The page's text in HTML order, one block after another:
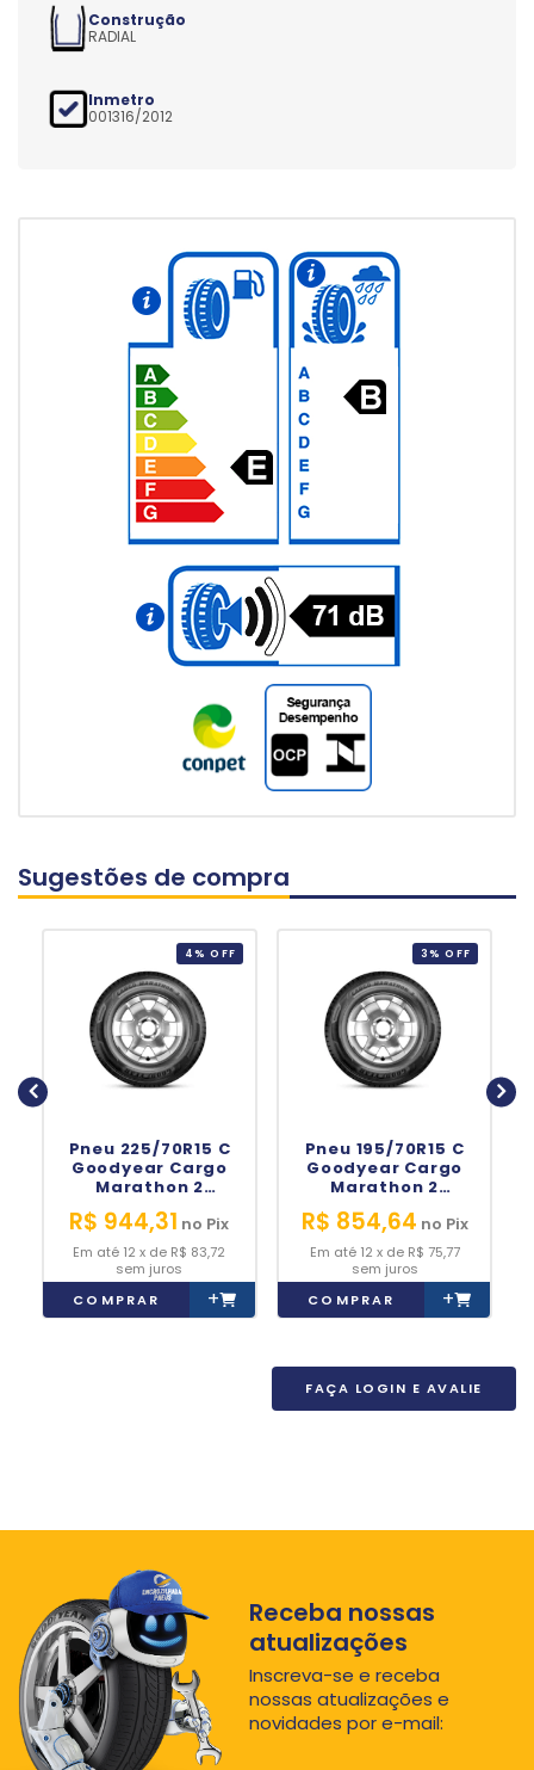
Construção
RADIAL
Inmetro
001316/2012
Sugestões de compra
4% OFF
Pneu 225/70R15 C
Goodyear Cargo
Marathon 2
112/110R
R$ 944,31 no Pix
12 x de R$ 83,72
sem juros
COMPRAR
+
3% OFF
Pneu 195/70R15 C
Goodyear Cargo
Marathon 2
104/102R
R$ 854,64 no Pix
12 x de R$ 75,77
sem juros
COMPRAR
+
FAÇA LOGIN E AVALIE
Receba nossas
atualizações
Inscreva-se e receba
nossas atualizações e
novidades por e-mail: